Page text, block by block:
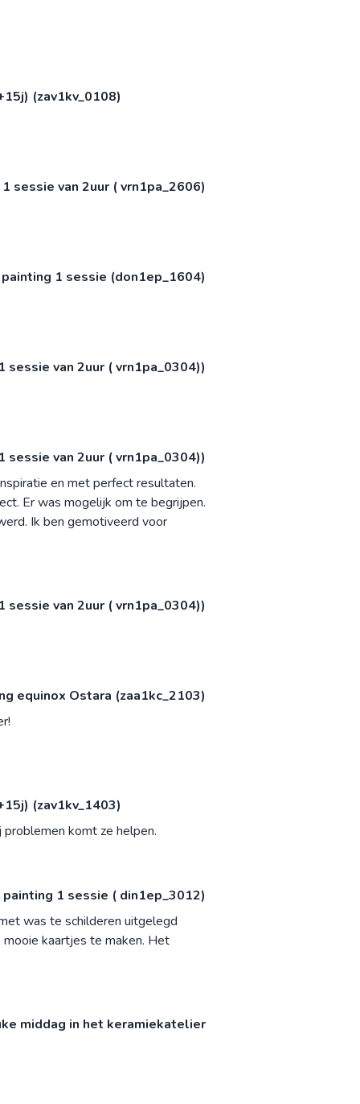
(zav1kv_0108)
sessie van 2uur ( vrn1pa_2606)
1 sessie (don1ep_1604)
van 2uur ( vrn1pa_0304))
van 2uur ( vrn1pa_0304))
en met perfect resultaten.
Er was mogelijk om te begrijpen.
Ik ben gemotiveerd voor
van 2uur ( vrn1pa_0304))
equinox Ostara (zaa1kc_2103)
(zav1kv_1403)
komt ze helpen.
1 sessie ( din1ep_3012)
was te schilderen uitgelegd
kaartjes te maken. Het
middag in het keramiekatelier